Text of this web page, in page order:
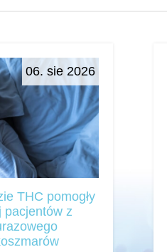
06. sie 2026
THC pomogły
pacjentów z